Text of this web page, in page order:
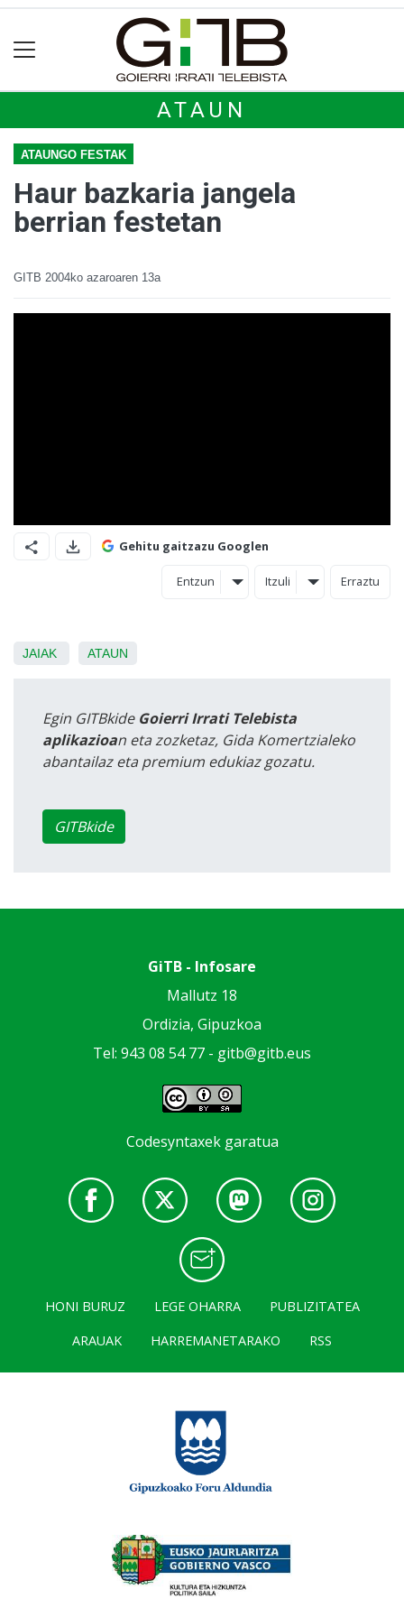
ATAUN
ATAUNGO FESTAK
Haur bazkaria jangela
berrian festetan
GITB 2004ko azaroaren 13a
Gehitu gaitzazu Googlen
Entzun Itzuli Erraztu
JAIAK ATAUN
Egin GITBkide Goierri Irrati Telebista
aplikazioan eta zozketaz, Gida Komertzialeko
abantailaz eta premium edukiaz gozatu.
GITBkide
GiTB - Infosare
Mallutz 18
Ordizia, Gipuzkoa
Tel: 943 08 54 77 - gitb@gitb.eus
Codesyntaxek garatua
HONI BURUZ LEGE OHARRA
PUBLIZITATEA
ARAUAK
HARREMANETARAKO RSS